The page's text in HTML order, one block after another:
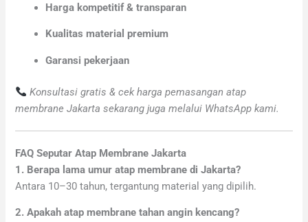
Harga kompetitif & transparan
Kualitas material premium
Garansi pekerjaan
Konsultasi gratis & cek harga pemasangan atap
membrane Jakarta sekarang juga melalui WhatsApp kami.
FAQ Seputar Atap Membrane Jakarta
1. Berapa lama umur atap membrane di Jakarta?
Antara 10–30 tahun, tergantung material yang dipilih.
2. Apakah atap membrane tahan angin kencang?